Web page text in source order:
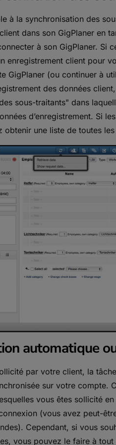
à la synchronisation des
dans son GigPlaner en
à son GigPlaner. Si
enregistrement client pour
GigPlaner (ou continuer à
des données
sous-traitants" dans
d’enregistrement. Si
obtenir une liste de toutes
automatique
par votre client, la
sur votre compte.
vous êtes sollicité
(vous avez peut-
Cependant, si vous
vous pouvez le faire à